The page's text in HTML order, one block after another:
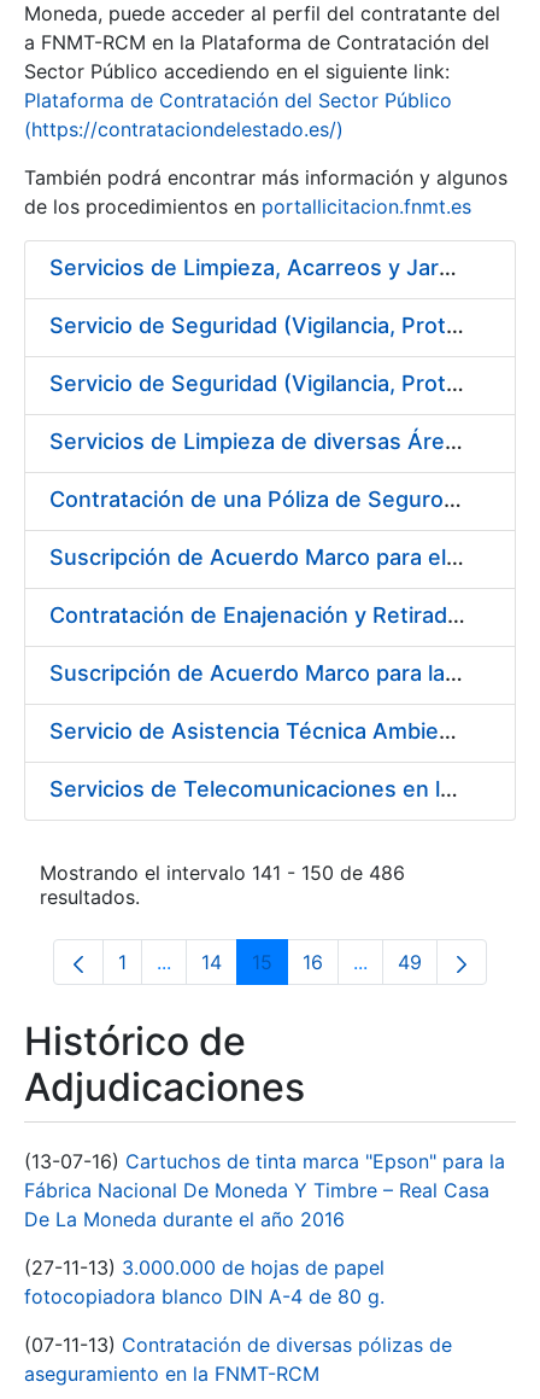
Moneda, puede acceder al perfil del contratante del
a FNMT-RCM en la Plataforma de Contratación del
Sector Público accediendo en el siguiente link:
Plataforma de Contratación del Sector Público
(https://contrataciondelestado.es/)
También podrá encontrar más información y algunos
de los procedimientos en portallicitacion.fnmt.es
Servicios de Limpieza, Acarreos y Jardinería para la Fábrica Nacional de Moneda y Timbre – Real Casa de Moneda
Servicio de Seguridad (Vigilancia, Protección y Control) en los Centros de la FNMT-RCM en Madrid
Servicio de Seguridad (Vigilancia, Protección y Control) en los Centros de la FNMT-RCM en Burgos
Servicios de Limpieza de diversas Áreas y Edificios de la Fábrica, Servicio de Acarreo de Mobiliario y Enseres y Mantenimiento de las Zonas Ajardinadas, para la Fábrica de Papel de Burgos de la Fábrica Nacional de Moneda y Timbre – Real Casa de Moneda
Contratación de una Póliza de Seguro Colectivo de Asistencia Sanitaria
Suscripción de Acuerdo Marco para el Servicio de Visitas a Oficinas de Registro
Contratación de Enajenación y Retirada de Recortes Sobrantes y Desperdicios de Papel Impreso y No Impreso durante el año 2019
Suscripción de Acuerdo Marco para la Contratación de Fabricación de Piezas
Servicio de Asistencia Técnica Ambiental en la FNMT-RCM Burgos
Servicios de Telecomunicaciones en la Fábrica Nacional de Moneda y Timbre - Real Casa de la Moneda
Mostrando el intervalo 141 - 150 de 486
resultados.
Página
1 ...Páginas intermedias Use TAB para
Página
14 Página
15 Página
16 ...PáginasPágina
49
Histórico de
Adjudicaciones
(13-07-16) Cartuchos de tinta marca "Epson" para la
Fábrica Nacional De Moneda Y Timbre – Real Casa
De La Moneda durante el año 2016
(27-11-13) 3.000.000 de hojas de papel
fotocopiadora blanco DIN A-4 de 80 g.
(07-11-13) Contratación de diversas pólizas de
aseguramiento en la FNMT-RCM